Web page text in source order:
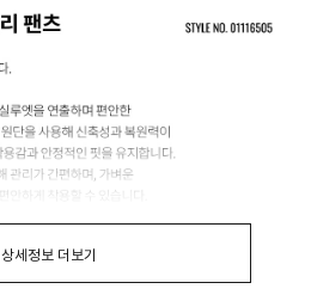
상세정보 더보기